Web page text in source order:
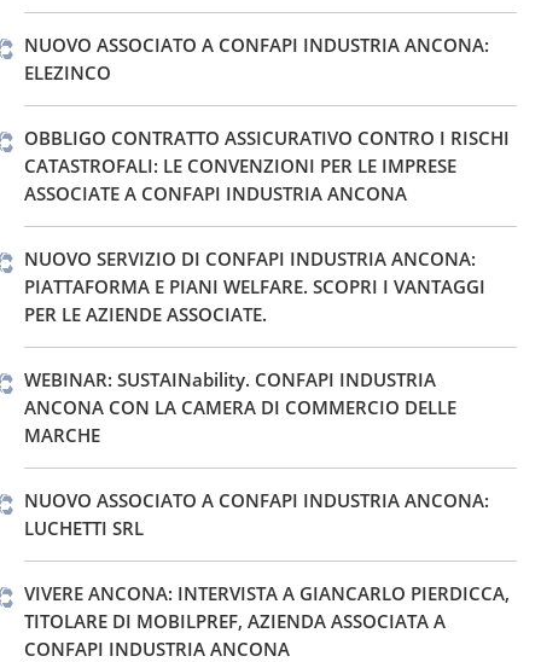
NUOVO ASSOCIATO A CONFAPI INDUSTRIA ANCONA:
ELEZINCO
OBBLIGO CONTRATTO ASSICURATIVO CONTRO I RISCHI
CATASTROFALI: LE CONVENZIONI PER LE IMPRESE
ASSOCIATE A CONFAPI INDUSTRIA ANCONA
NUOVO SERVIZIO DI CONFAPI INDUSTRIA ANCONA:
PIATTAFORMA E PIANI WELFARE. SCOPRI I VANTAGGI
PER LE AZIENDE ASSOCIATE.
WEBINAR: SUSTAINability. CONFAPI INDUSTRIA
ANCONA CON LA CAMERA DI COMMERCIO DELLE
MARCHE
NUOVO ASSOCIATO A CONFAPI INDUSTRIA ANCONA:
LUCHETTI SRL
VIVERE ANCONA: INTERVISTA A GIANCARLO PIERDICCA,
TITOLARE DI MOBILPREF, AZIENDA ASSOCIATA A
CONFAPI INDUSTRIA ANCONA